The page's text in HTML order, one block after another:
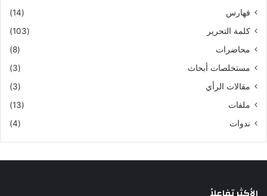
فهارس
(14)
كلمة التحرير
(103)
محاضرات
(8)
مستخلصات أبحاث
(3)
مقالات الرأي
(3)
ملفات
(13)
ندوات
(4)